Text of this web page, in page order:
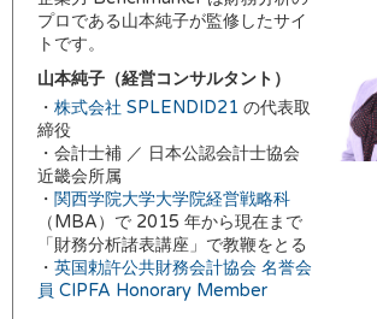
プロである山本純子が監修したサイ
トです。
山本純子（経営コンサルタント）
・ 株式会社 SPLENDID21 の代表取
締役
・会計士補 ／ 日本公認会計士協会
近畿会所属
・ 関西学院大学大学院経営戦略科
（MBA）で 2015 年から現在まで
「財務分析諸表講座」で教鞭をとる
・ 英国勅許公共財務会計協会 名誉会
員 CIPFA Honorary Member